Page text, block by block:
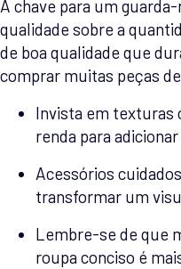
A chave para um
qualidade sobre a
de boa qualidade que
comprar muitas peças
Invista em texturas
renda para
Acessórios
transformar um
Lembre-se de que
roupa conciso é